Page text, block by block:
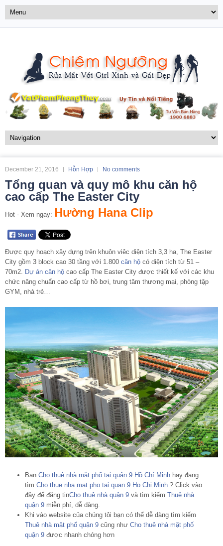
December 21, 2016 Hỗn Hợp No comments
Tổng quan và quy mô khu căn hộ
cao cấp The Easter City
Hot - Xem ngay: Hường Hana Clip
Được quy hoạch xây dựng trên khuôn viêc diện tích 3,3 ha, The Easter
City gồm 3 block cao 30 tầng với 1.800 căn hộ có diện tích từ 51 –
70m2. Dự án căn hộ cao cấp The Easter City được thiết kế với các khu
chức năng chuẩn cao cấp từ hồ bơi, trung tâm thương mại, phòng tập
GYM, nhà trẻ…
Bạn Cho thuê nhà mặt phố tại quận 9 Hồ Chí Minh hay đang
tìm Cho thue nha mat pho tai quan 9 Ho Chi Minh ? Click vào
đây để đăng tinCho thuê nhà quận 9 và tìm kiếm Thuê nhà
quận 9 miễn phí, dễ dàng.
Khi vào website của chúng tôi bạn có thể dễ dàng tìm kiếm
Thuê nhà mặt phố quận 9 cũng như Cho thuê nhà mặt phố
quận 9 được nhanh chóng hơn